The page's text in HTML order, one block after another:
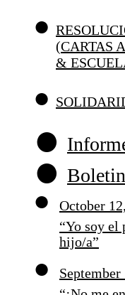
(CARTAS
&
October
“Yo soy el
hijo/a”